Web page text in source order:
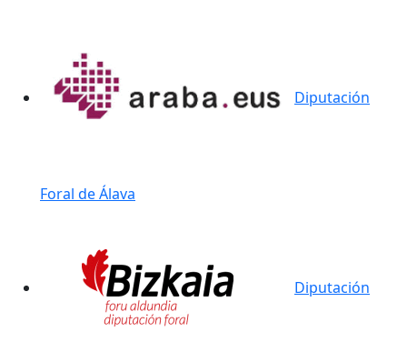
Diputación
Foral de Álava
Diputación